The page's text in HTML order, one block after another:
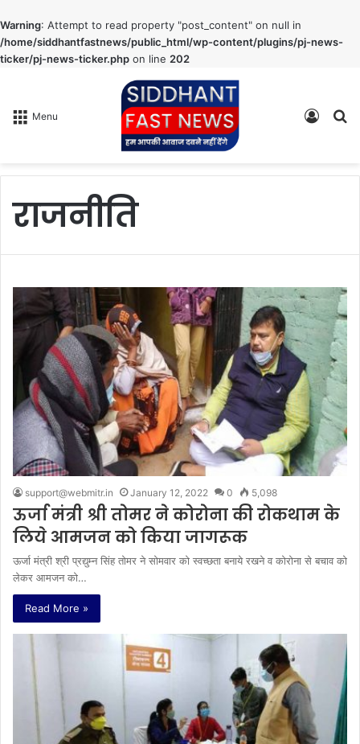
Warning: Attempt to read property "post_content" on null in
/home/siddhantfastnews/public_html/wp-content/plugins/pj-news-
ticker/pj-news-ticker.php on line 202
Menu
Log
राजनीति
support@webmitr.in January 12, 2022 0 5,098
ऊर्जा मंत्री श्री तोमर ने कोरोना की रोकथाम के
लिये आमजन को किया जागरूक
ऊर्जा मंत्री श्री प्रद्युम्न सिंह तोमर ने सोमवार को स्वच्छता बनाये रखने व कोरोना से बचाव को
लेकर आमजन को…
Read More »